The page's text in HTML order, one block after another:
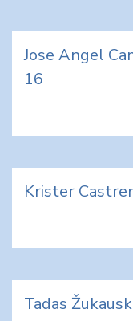
Jose Angel
16
Krister
Tadas